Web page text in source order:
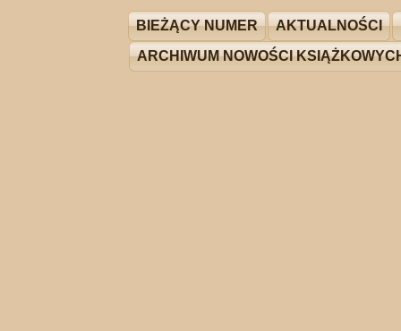
BIEŻĄCY NUMER AKTUALNOŚCI
ARCHIWUM NOWOŚCI